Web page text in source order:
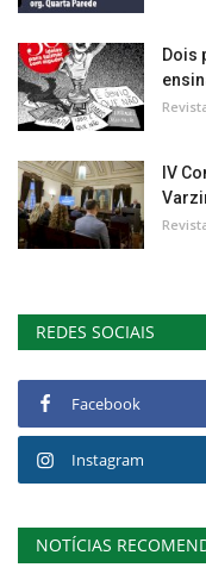
Dois
IV
REDES SOCIAIS
Facebook
Instagram
NOTÍCIAS